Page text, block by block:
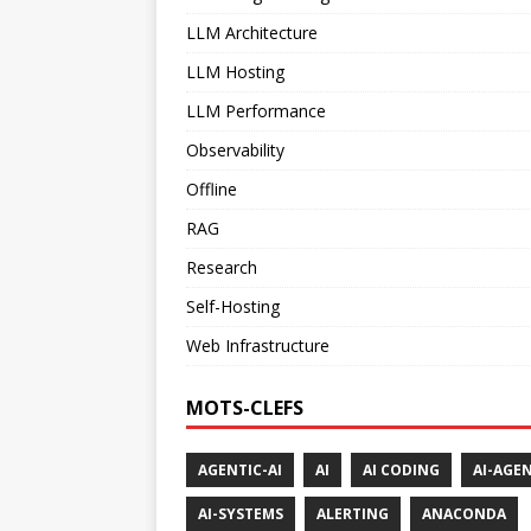
LLM Architecture
LLM Hosting
LLM Performance
Observability
Offline
RAG
Research
Self-Hosting
Web Infrastructure
MOTS-CLEFS
AGENTIC-AI AI AI CODING AI-
AI-SYSTEMS ALERTING ANACONDA